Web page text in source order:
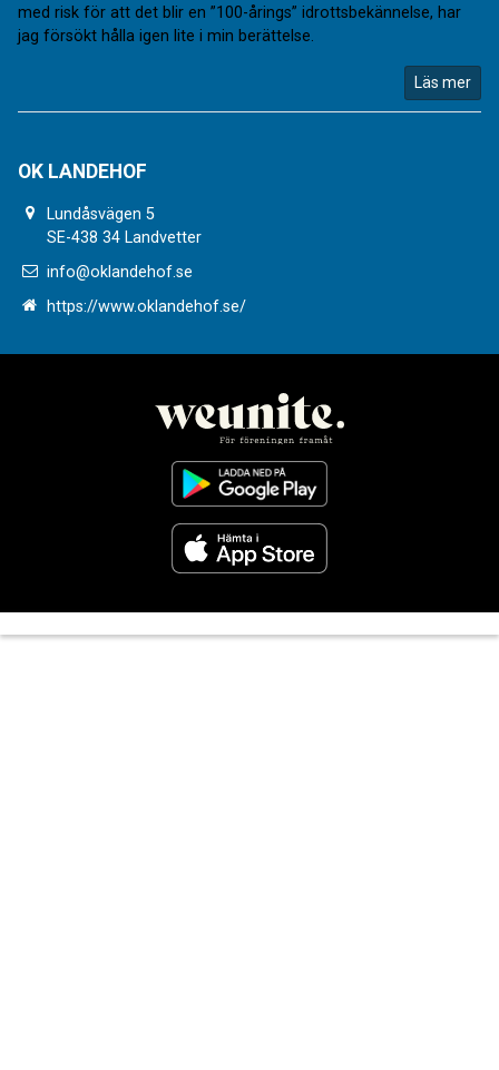
med risk för att det blir en ”100-årings” idrottsbekännelse, har
jag försökt hålla igen lite i min berättelse.
Läs mer
OK LANDEHOF
Lundåsvägen 5
SE-438 34 Landvetter
info@oklandehof.se
https://www.oklandehof.se/